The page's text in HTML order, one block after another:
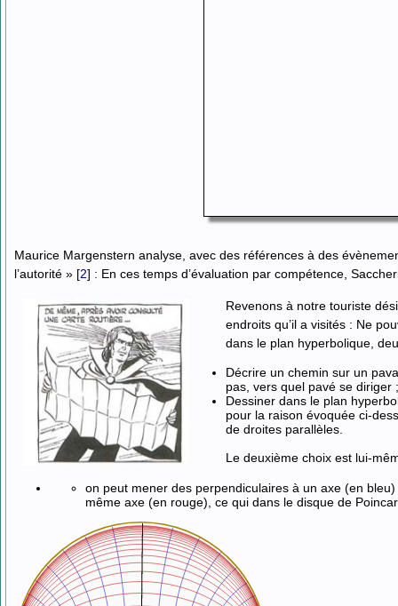
Maurice Margenstern analyse, avec des références à des
l’autorité »[2] : En ces temps d’évaluation par compétence,
Revenons à notre touriste
endroits qu’il a visités : Ne
dans le plan hyperbolique,
Décrire un chemin sur un
pas, vers quel pavé se diriger ;
Dessiner dans le plan
pour la raison évoquée ci-
de droites parallèles.
Le deuxième choix est lui-
on peut mener des perpendiculaires à un axe (en
même axe (en rouge), ce qui dans le disque de